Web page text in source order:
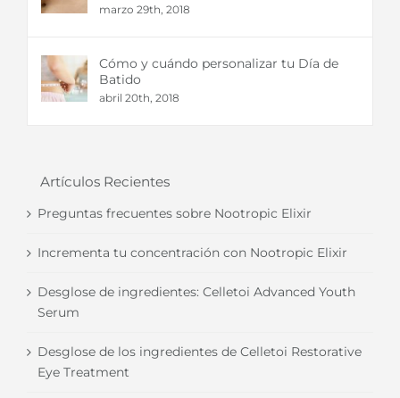
marzo 29th, 2018
Cómo y cuándo personalizar tu Día de
Batido
abril 20th, 2018
Artículos Recientes
Preguntas frecuentes sobre Nootropic Elixir
Incrementa tu concentración con Nootropic Elixir
Desglose de ingredientes: Celletoi Advanced Youth
Serum
Desglose de los ingredientes de Celletoi Restorative
Eye Treatment